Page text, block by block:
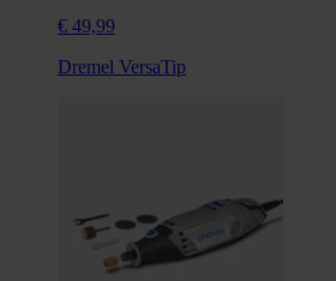
€ 49,99
Dremel VersaTip